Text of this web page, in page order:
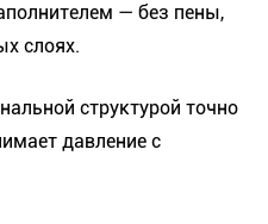
— без пены,
слоях.
структурой точно
давление с